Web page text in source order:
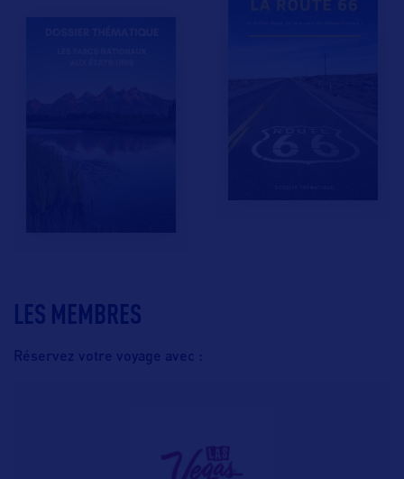
LES MEMBRES
Réservez votre voyage avec :